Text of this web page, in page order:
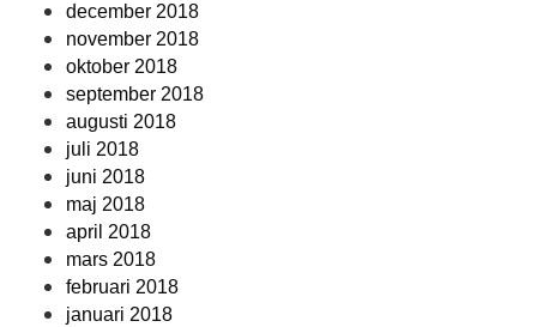
december 2018
november 2018
oktober 2018
september 2018
augusti 2018
juli 2018
juni 2018
maj 2018
april 2018
mars 2018
februari 2018
januari 2018